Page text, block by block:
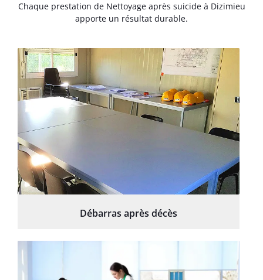
Chaque prestation de Nettoyage après suicide à Dizimieu
apporte un résultat durable.
Débarras après décès